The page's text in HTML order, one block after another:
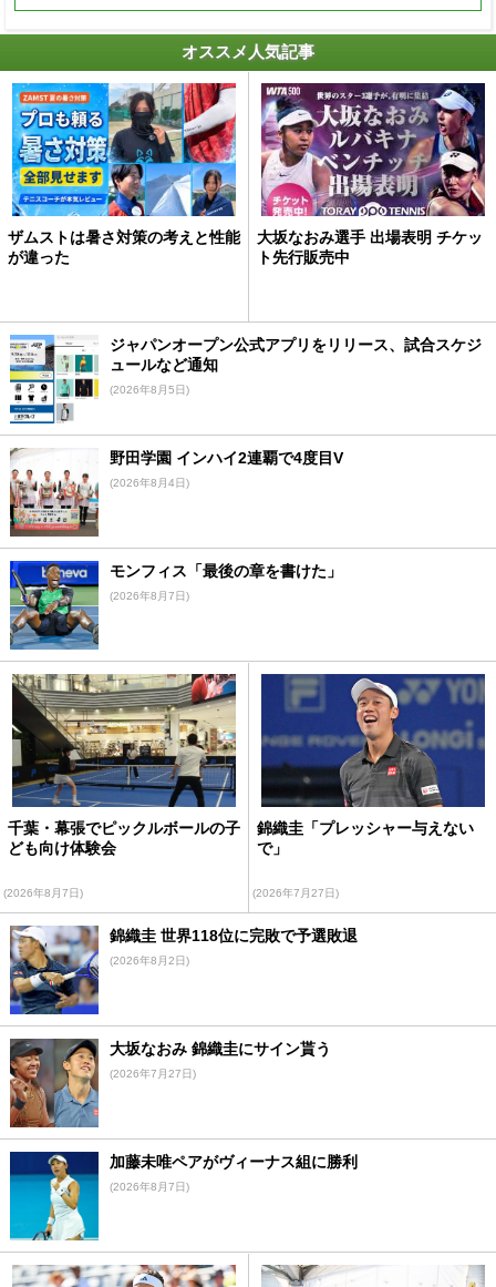
オススメ人気記事
ザムストは暑さ対策の考えと性能
が違った
大坂なおみ選手 出場表明 チケッ
ト先行販売中
ジャパンオープン公式アプリをリリース、試合スケジ
ュールなど通知
(2026年8月5日)
野田学園 インハイ2連覇で4度目V
(2026年8月4日)
モンフィス「最後の章を書けた」
(2026年8月7日)
千葉・幕張でピックルボールの子
ども向け体験会
(2026年8月7日)
錦織圭「プレッシャー与えない
で」
(2026年7月27日)
錦織圭 世界118位に完敗で予選敗退
(2026年8月2日)
大坂なおみ 錦織圭にサイン貰う
(2026年7月27日)
加藤未唯ペアがヴィーナス組に勝利
(2026年8月7日)